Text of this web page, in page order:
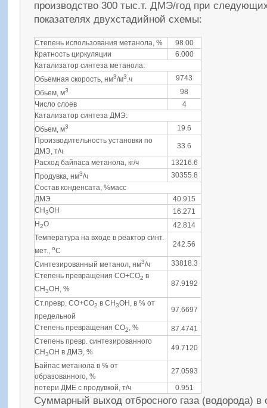
производство 300 тыс.т. ДМЭ/год при
показателях двухстадийной схемы:
Степень использования метанола, %
98.00
Кратность циркуляции
6.000
Катализатор синтеза метанола:
Обьемная скорость, нм3/м3 .ч
9743
Обьем, м3
98
Число слоев
4
Катализатор синтеза ДМЭ:
Обьем, м3
19.6
Производительность установки по
ДМЭ, т/ч
33.6
Расход байпаса метанола, кг/ч
13216.6
Продувка, нм3/ч
30355.8
Состав конденсата, %масс
ДМЭ
40.915
CH3OH
16.271
H2O
42.814
Температура на входе в реактор синт.
мет.,
оС
242.56
Синтезированный метанол, нм3/ч
33818.3
Степень превращения CO+CO2 в
CH3OH, %
87.9192
Ст.превр. CO+CO2 в CH3OH, в % от
предельной
97.6697
Степень превращения CO2 , %
87.4741
Степень превр. синтезированного
CH3OH в ДМЭ, % 49.7120
Байпас метанола в % от
обpазованного, %
27.0593
потери ДМЕ с продувкой, т/ч
0.951
Суммарный выход отбросного газа (водорода) в